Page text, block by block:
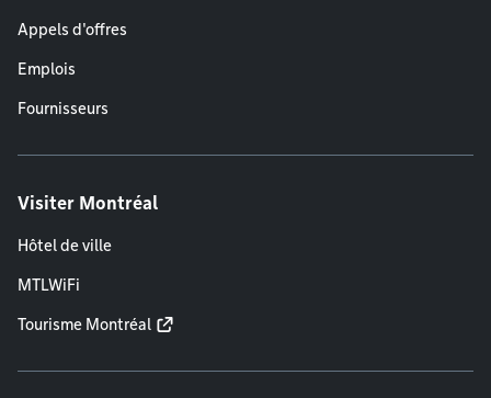
Appels d'offres
Emplois
Fournisseurs
Visiter Montréal
Hôtel de ville
MTLWiFi
Tourisme Montréal